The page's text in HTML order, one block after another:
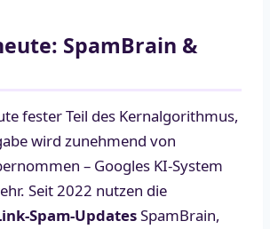
SpamBrain &
fester Teil des Kernalgorithmus,
wird zunehmend von
– Googles KI-System
Seit 2022 nutzen die
Spam-UpdatesSpamBrain,